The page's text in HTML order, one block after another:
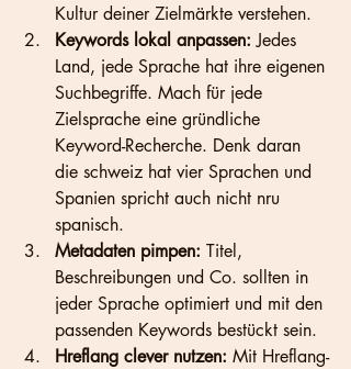
Kultur deiner Zielmärkte verstehen.
Keywords lokal anpassen: Jedes
Land, jede Sprache hat ihre eigenen
Suchbegriffe. Mach für jede
Zielsprache eine gründliche
Keyword-Recherche. Denk daran
die schweiz hat vier Sprachen und
Spanien spricht auch nicht nru
spanisch.
Metadaten pimpen: Titel,
Beschreibungen und Co. sollten in
jeder Sprache optimiert und mit den
passenden Keywords bestückt sein.
Hreflang clever nutzen: Mit Hreflang-